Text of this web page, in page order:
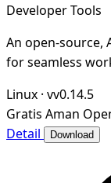
Developer Tools
An open-source,
for seamless
Linux · vv0.14.5
Gratis Aman
Detail
Download